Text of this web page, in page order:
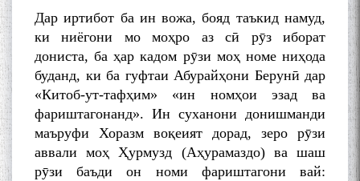
Дар иртибот ба ин вожа, бояд таъкид намуд,
ки ниёгони мо моҳро аз сӣ рӯз иборат
дониста, ба ҳар кадом рӯзи моҳ номе ниҳода
буданд, ки ба гуфтаи Абурайҳони Берунӣ дар
«Китоб-ут-тафҳим» «ин номҳои эзад ва
фариштагонанд». Ин суханони донишманди
маъруфи Хоразм воқеият дорад, зеро рӯзи
аввали моҳ Ҳурмузд (Аҳурамаздо) ва шаш
рӯзи баъди он номи фариштагони вай: